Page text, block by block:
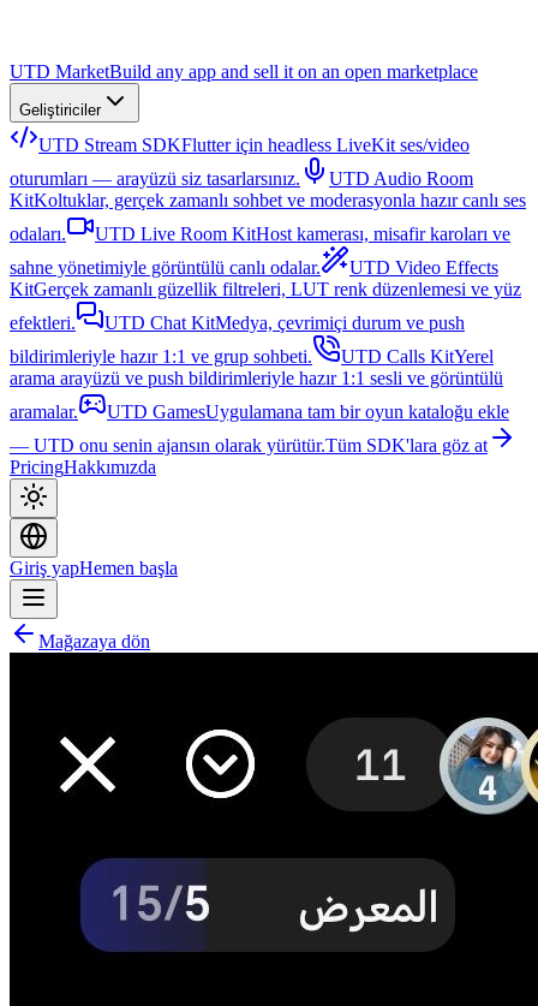
UTD MarketBuild any app and sell it on an open marketplace
Geliştiriciler
UTD Stream SDKFlutter için headless LiveKit ses/video
oturumları — arayüzü siz tasarlarsınız.
UTD Audio Room
KitKoltuklar, gerçek zamanlı sohbet ve moderasyonla hazır canlı ses
odaları.
UTD Live Room KitHost kamerası, misafir karoları ve
sahne yönetimiyle görüntülü canlı odalar.
UTD Video Effects
KitGerçek zamanlı güzellik filtreleri, LUT renk düzenlemesi ve yüz
efektleri.
UTD Chat KitMedya, çevrimiçi durum ve push
bildirimleriyle hazır 1:1 ve grup sohbeti.
UTD Calls KitYerel
arama arayüzü ve push bildirimleriyle hazır 1:1 sesli ve görüntülü
aramalar.
UTD GamesUygulamana tam bir oyun kataloğu ekle
— UTD onu senin ajansın olarak yürütür.Tüm SDK'lara göz at
PricingHakkımızda
Giriş yapHemen başla
Mağazaya dön